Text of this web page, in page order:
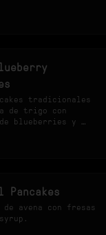
tradicionales
de trigo con
blueberries y
Pancakes
de avena con fresas